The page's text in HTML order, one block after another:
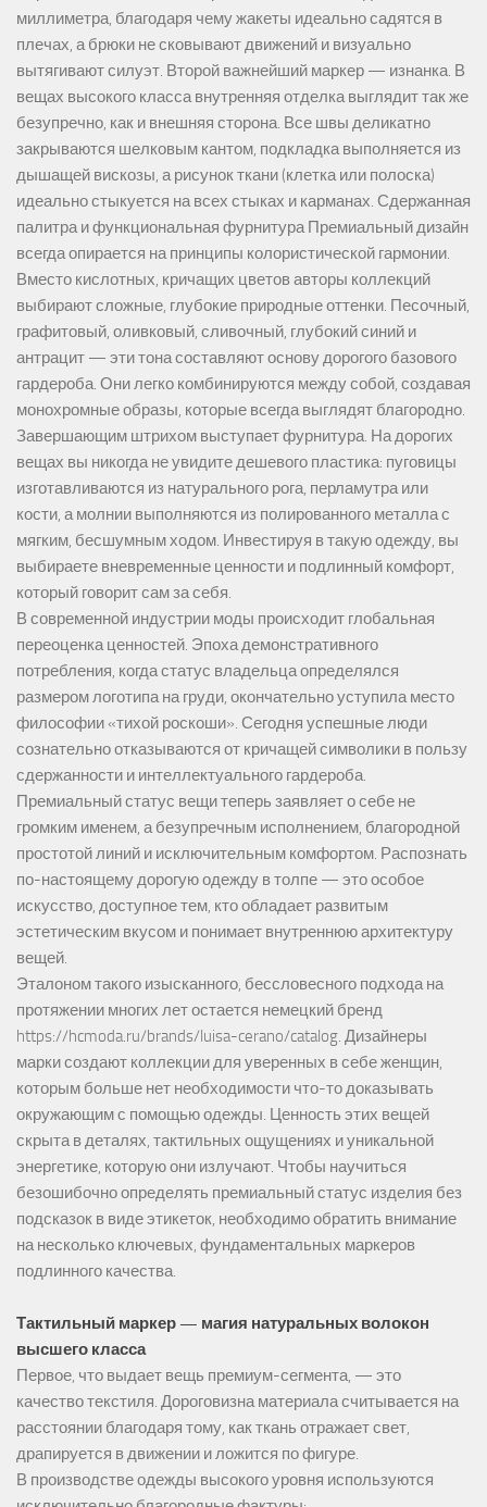
миллиметра, благодаря чему жакеты идеально садятся в
плечах, а брюки не сковывают движений и визуально
вытягивают силуэт. Второй важнейший маркер — изнанка. В
вещах высокого класса внутренняя отделка выглядит так же
безупречно, как и внешняя сторона. Все швы деликатно
закрываются шелковым кантом, подкладка выполняется из
дышащей вискозы, а рисунок ткани (клетка или полоска)
идеально стыкуется на всех стыках и карманах. Сдержанная
палитра и функциональная фурнитура Премиальный дизайн
всегда опирается на принципы колористической гармонии.
Вместо кислотных, кричащих цветов авторы коллекций
выбирают сложные, глубокие природные оттенки. Песочный,
графитовый, оливковый, сливочный, глубокий синий и
антрацит — эти тона составляют основу дорогого базового
гардероба. Они легко комбинируются между собой, создавая
монохромные образы, которые всегда выглядят благородно.
Завершающим штрихом выступает фурнитура. На дорогих
вещах вы никогда не увидите дешевого пластика: пуговицы
изготавливаются из натурального рога, перламутра или
кости, а молнии выполняются из полированного металла с
мягким, бесшумным ходом. Инвестируя в такую одежду, вы
выбираете вневременные ценности и подлинный комфорт,
который говорит сам за себя.
В современной индустрии моды происходит глобальная
переоценка ценностей. Эпоха демонстративного
потребления, когда статус владельца определялся
размером логотипа на груди, окончательно уступила место
философии «тихой роскоши». Сегодня успешные люди
сознательно отказываются от кричащей символики в пользу
сдержанности и интеллектуального гардероба.
Премиальный статус вещи теперь заявляет о себе не
громким именем, а безупречным исполнением, благородной
простотой линий и исключительным комфортом. Распознать
по-настоящему дорогую одежду в толпе — это особое
искусство, доступное тем, кто обладает развитым
эстетическим вкусом и понимает внутреннюю архитектуру
вещей.
Эталоном такого изысканного, бессловесного подхода на
протяжении многих лет остается немецкий бренд
https://hcmoda.ru/brands/luisa-cerano/catalog. Дизайнеры
марки создают коллекции для уверенных в себе женщин,
которым больше нет необходимости что-то доказывать
окружающим с помощью одежды. Ценность этих вещей
скрыта в деталях, тактильных ощущениях и уникальной
энергетике, которую они излучают. Чтобы научиться
безошибочно определять премиальный статус изделия без
подсказок в виде этикеток, необходимо обратить внимание
на несколько ключевых, фундаментальных маркеров
подлинного качества.
Тактильный маркер — магия натуральных волокон
высшего класса
Первое, что выдает вещь премиум-сегмента, — это
качество текстиля. Дороговизна материала считывается на
расстоянии благодаря тому, как ткань отражает свет,
драпируется в движении и ложится по фигуре.
В производстве одежды высокого уровня используются